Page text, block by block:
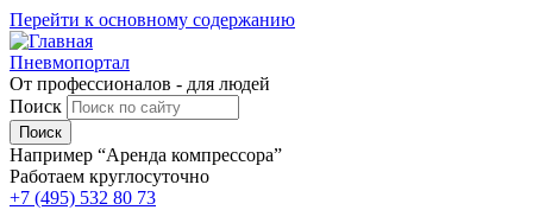
Перейти к основному содержанию
Пневмопортал
От профессионалов - для людей
Поиск
Например “Аренда компрессора”
Работаем круглосуточно
+7 (495) 532 80 73